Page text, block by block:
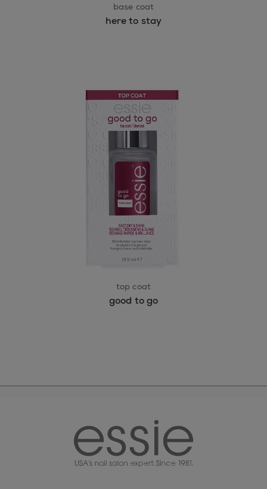
base coat
here to stay
top coat
good to go